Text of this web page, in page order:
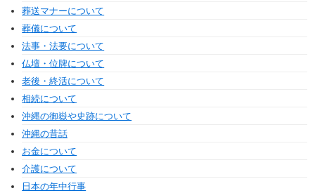
葬送マナーについて
葬儀について
法事・法要について
仏壇・位牌について
老後・終活について
相続について
沖縄の御嶽や史跡について
沖縄の昔話
お金について
介護について
日本の年中行事